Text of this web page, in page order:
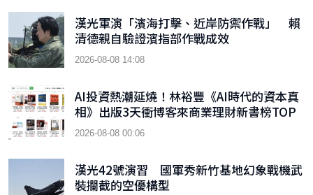
漢光軍演「濱海打擊、近岸防禦作戰」 賴
清德親自驗證濱指部作戰成效
2026-08-08 14:08
AI投資熱潮延燒！林裕豐《AI時代的資本真
相》出版3天衝博客來商業理財新書榜TOP
9
2026-08-08 00:06
漢光42號演習 國軍秀新竹基地幻象戰機武
裝攔截的空優構型